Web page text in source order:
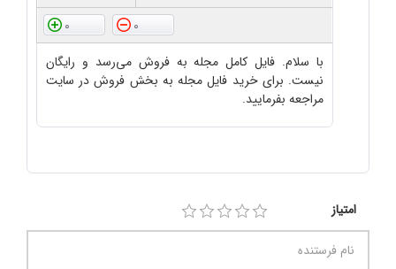
0
0
با سلام. فایل کامل مجله به فروش می‌رسد و رایگان
نیست. برای خرید فایل مجله به بخش فروش در سایت
مراجعه بفرمایید.
امتیاز